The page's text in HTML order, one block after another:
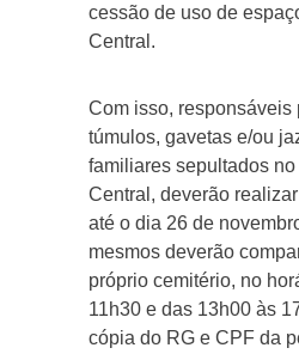
cessão de uso de
Central.
Com isso, responsáveis
túmulos, gavetas e/ou
familiares sepultados
Central, deverão
até o dia 26 de
mesmos deverão
próprio cemitério, no
11h30 e das 13h00 às
cópia do RG e CPF da